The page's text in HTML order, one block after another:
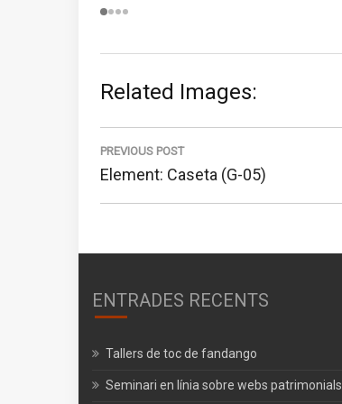
Related Images:
Navegació
d'entrades
PREVIOUS POST
Previous
post:
Element: Caseta (G-05)
ENTRADES RECENTS
Tallers de toc de fandango
Seminari en línia sobre webs patrimonials